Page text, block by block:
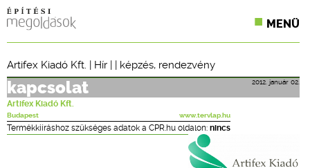
MENÜ
CPR TERMÉKKIÍRÁS
Artifex Kiadó Kft. | Hír | | képzés, rendezvény
2012. január 02.
kapcsolat
Artifex Kiadó Kft.
Budapest www.tervlap.hu
Termékkiíráshoz szükséges adatok a CPR.hu oldalon: nincs